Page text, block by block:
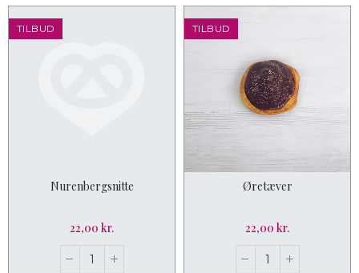
TILBUD
Nurenbergsnitte
22,00 kr.
TILBUD
Øretæver
22,00 kr.